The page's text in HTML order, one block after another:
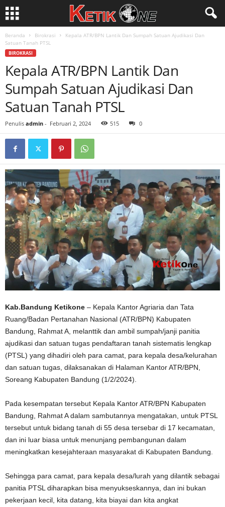
Beranda Birokrasi
Kepala ATR/BPN Lantik Dan Sumpah Satuan Ajudikasi Dan
Satuan Tanah PTSL
BIROKRASI
Kepala ATR/BPN Lantik Dan
Sumpah Satuan Ajudikasi Dan
Satuan Tanah PTSL
Penulis admin - Februari 2, 2024 515 0
Kab.Bandung Ketikone – Kepala Kantor Agriaria dan Tata
Ruang/Badan Pertanahan Nasional (ATR/BPN) Kabupaten
Bandung, Rahmat A, melanttik dan ambil sumpah/janji panitia
ajudikasi dan satuan tugas pendaftaran tanah sistematis lengkap
(PTSL) yang dihadiri oleh para camat, para kepala desa/kelurahan
dan satuan tugas, dilaksanakan di Halaman Kantor ATR/BPN,
Soreang Kabupaten Bandung (1/2/2024).
Pada kesempatan tersebut Kepala Kantor ATR/BPN Kabupaten
Bandung, Rahmat A dalam sambutannya mengatakan, untuk PTSL
tersebut untuk bidang tanah di 55 desa tersebar di 17 kecamatan,
dan ini luar biasa untuk menunjang pembangunan dalam
meningkatkan kesejahteraan masyarakat di Kabupaten Bandung.
Sehingga para camat, para kepala desa/lurah yang dilantik sebagai
panitia PTSL diharapkan bisa menyukseskannya, dan ini bukan
pekerjaan kecil, kita datang, kita biayai dan kita angkat